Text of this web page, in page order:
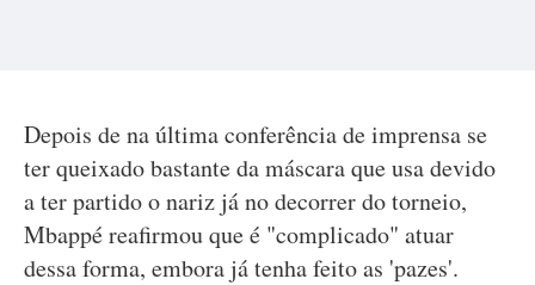
Depois de na última conferência de imprensa se
ter queixado bastante da máscara que usa devido
a ter partido o nariz já no decorrer do torneio,
Mbappé reafirmou que é "complicado" atuar
dessa forma, embora já tenha feito as 'pazes'.